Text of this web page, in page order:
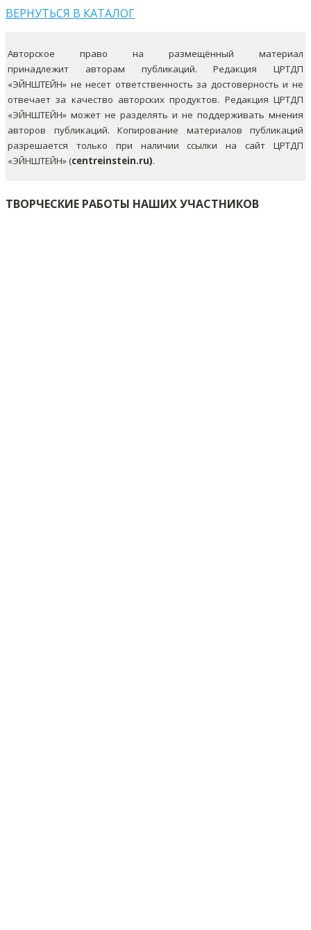
ВЕРНУТЬСЯ В КАТАЛОГ
Авторское право на размещённый материал
принадлежит авторам публикаций. Редакция ЦРТДП
«ЭЙНШТЕЙН» не несет ответственность за достоверность и не
отвечает за качество авторских продуктов. Редакция ЦРТДП
«ЭЙНШТЕЙН» может не разделять и не поддерживать мнения
авторов публикаций. Копирование материалов публикаций
разрешается только при наличии ссылки на сайт ЦРТДП
«ЭЙНШТЕЙН» (centreinstein.ru).
ТВОРЧЕСКИЕ РАБОТЫ НАШИХ УЧАСТНИКОВ